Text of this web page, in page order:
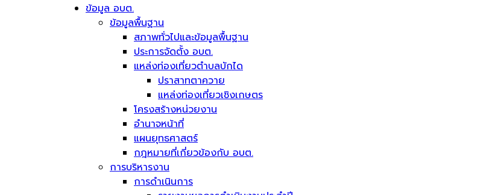
ข้อมูล อบต.
ข้อมูลพื้นฐาน
สภาพทั่วไปและข้อมูลพื้นฐาน
ประการจัดตั้ง อบต.
แหล่งท่องเที่ยวตำบลบักได
ปราสาทตาควาย
แหล่งท่องเที่ยวเชิงเกษตร
โครงสร้างหน่วยงาน
อำนาจหน้าที่
แผนยุทธศาสตร์
กฎหมายที่เกี่ยวข้องกับ อบต.
การบริหารงาน
การดำเนินการ